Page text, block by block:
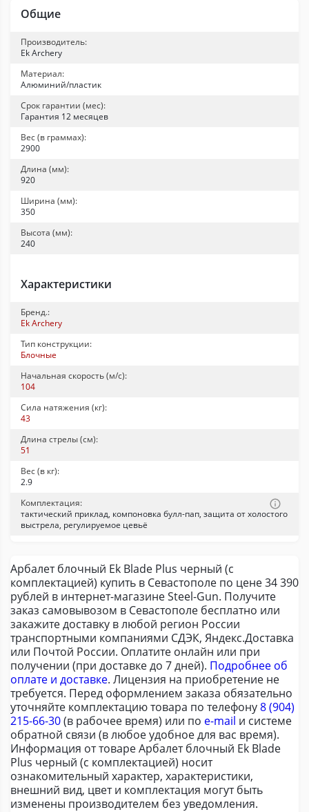
Общие
Производитель:
Ek Archery
Материал:
Алюминий/пластик
Срок гарантии (мес):
Гарантия 12 месяцев
Вес (в граммах):
2900
Длина (мм):
920
Ширина (мм):
350
Высота (мм):
240
Характеристики
Бренд.:
Ek Archery
Тип конструкции:
Блочные
Начальная скорость (м/с):
104
Сила натяжения (кг):
43
Длина стрелы (см):
51
Вес (в кг):
2.9
Комплектация:
тактический приклад, компоновка булл-пап, защита от холостого
выстрела, регулируемое цевьё
Арбалет блочный Ek Blade Plus черный (с
комплектацией) купить в Севастополе по цене 34 390
рублей в интернет-магазине Steel-Gun. Получите
заказ самовывозом в Севастополе бесплатно или
закажите доставку в любой регион России
транспортными компаниями СДЭК, Яндекс.Доставка
или Почтой России. Оплатите онлайн или при
получении (при доставке до 7 дней). Подробнее об
оплате и доставке. Лицензия на приобретение не
требуется. Перед оформлением заказа обязательно
уточняйте комплектацию товара по телефону8 (904)
215-66-30(в рабочее время) или по e-mail и системе
обратной связи (в любое удобное для вас время).
Информация от товаре Арбалет блочный Ek Blade
Plus черный (с комплектацией) носит
ознакомительный характер, характеристики,
внешний вид, цвет и комплектация могут быть
изменены производителем без уведомления.